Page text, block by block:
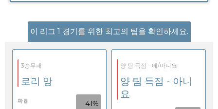
이 리그 1 경기를 위한 최고의 팁을 확인하세요.
3승무패
로리 앙
확률 41%
양 팀 득점 - 예/아니요
양 팀 득점 - 아니
요